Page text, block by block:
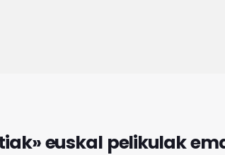
euskal pelikulak